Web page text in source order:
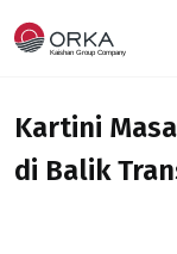
Kartini
di Balik